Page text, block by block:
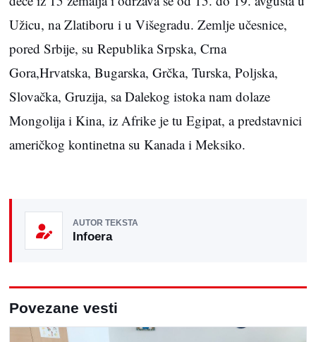
Užicu, na Zlatiboru i u Višegradu. Zemlje učesnice,
pored Srbije, su Republika Srpska, Crna
Gora,Hrvatska, Bugarska, Grčka, Turska, Poljska,
Slovačka, Gruzija, sa Dalekog istoka nam dolaze
Mongolija i Kina, iz Afrike je tu Egipat, a predstavnici
američkog kontinetna su Kanada i Meksiko.
AUTOR TEKSTA
Infoera
Povezane vesti